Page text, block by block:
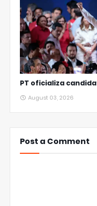
PT oficializa
August 03, 2026
Post a Comment